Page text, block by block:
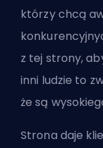
którzy chcą
z tej strony,
inni ludzie to
że są
Strona daje